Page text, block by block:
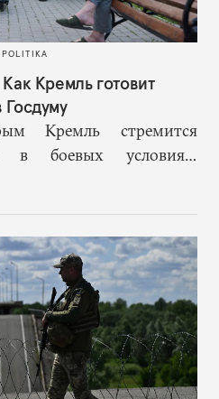
Кремль готовит
Кремль стремится
в боевых условиях,
им стратегии
картинка
реальности.